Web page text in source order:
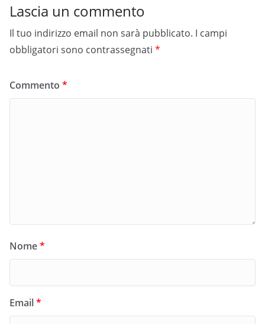
Lascia un commento
Il tuo indirizzo email non sarà pubblicato. I campi
obbligatori sono contrassegnati *
Commento *
Nome*
Email*